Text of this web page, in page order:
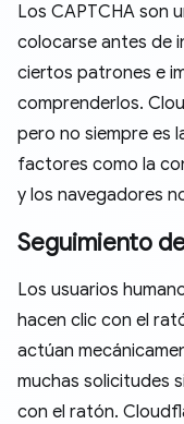
Los CAPTCHA son
colocarse antes de
ciertos patrones e
comprenderlos.
pero no siempre es
factores como la
y los navegadores
Seguimiento
Los usuarios
hacen clic con el
actúan
muchas solicitudes
con el ratón.